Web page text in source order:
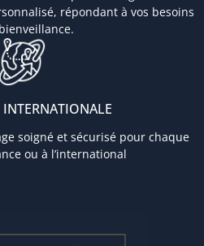
répondant à vos besoins
soigné et sécurisé pour chaque
ou à l’international